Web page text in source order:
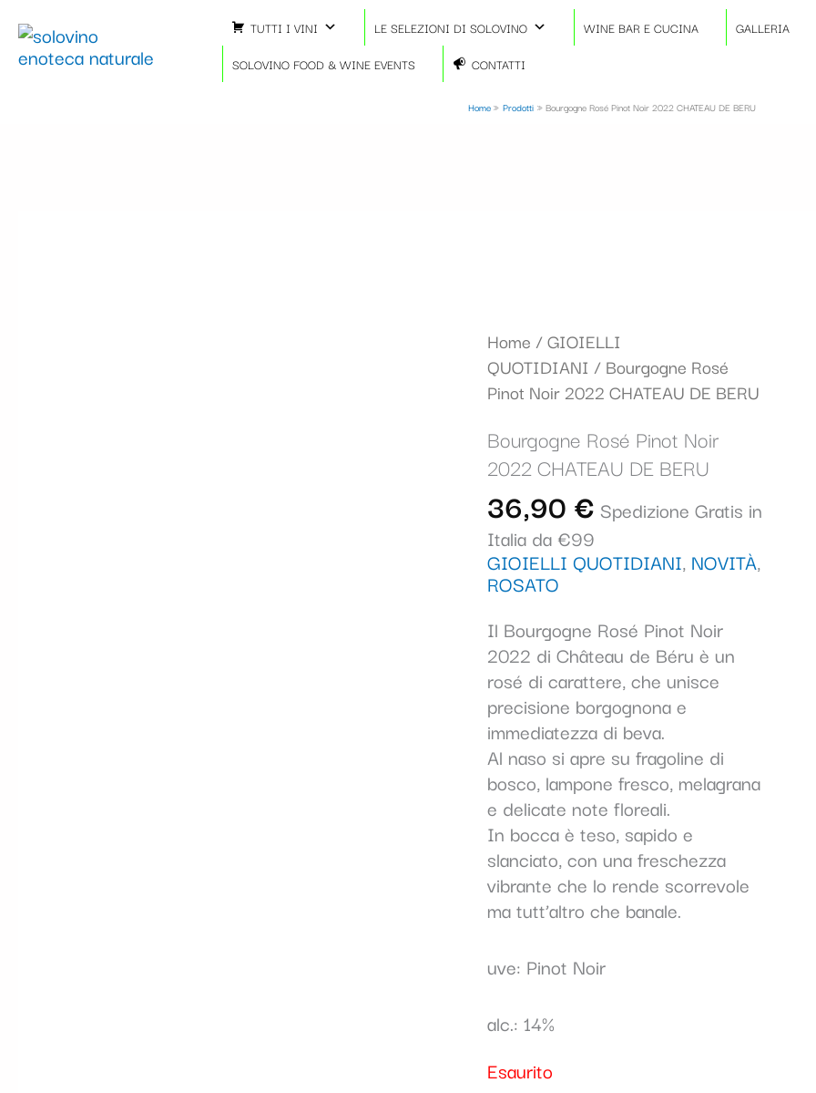
contenuto
TUTTI I VINI LE SELEZIONI DI SOLOVINO WINE BAR E CUCINA
GALLERIA
SOLOVINO FOOD & WINE EVENTS
CONTATTI
Home Prodotti Bourgogne Rosé Pinot Noir 2022 CHATEAU DE BERU
Home /GIOIELLI
QUOTIDIANI / Bourgogne Rosé
Pinot Noir 2022 CHATEAU DE BERU
Bourgogne Rosé Pinot Noir
2022 CHATEAU DE BERU
36,90 € Spedizione Gratis in
Italia da €99
GIOIELLI QUOTIDIANI, NOVITÀ,
ROSATO
Il Bourgogne Rosé Pinot Noir
2022 di Château de Béru è un
rosé di carattere, che unisce
precisione borgognona e
immediatezza di beva.
Al naso si apre su fragoline di
bosco, lampone fresco, melagrana
e delicate note floreali.
In bocca è teso, sapido e
slanciato, con una freschezza
vibrante che lo rende scorrevole
ma tutt’altro che banale.
uve: Pinot Noir
alc.: 14%
Esaurito